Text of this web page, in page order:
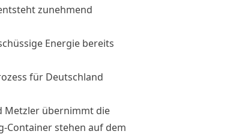
zunehmend
Energie bereits
für Deutschland
Metzler übernimmt die
Container stehen auf dem